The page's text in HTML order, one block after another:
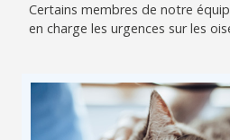
Certains membres de notre
en charge les urgences sur les